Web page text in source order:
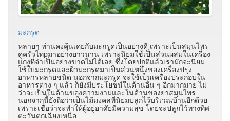
มะกรูด
หลายๆ ท่านคงคุ้นเคยกับมะกรูดเป็นอย่างดี เพราะเป็นสมุนไพร
คู่ครัวไทpมาอย่างยาวนาน เพราะนิยมใช้เป็นส่วนผสมในเครื่อง
แกงที่จำเป็นอย่างขาดไม่ได้เลย ซึ่งโดยปกติแล้วเรามักจะนิยม
ใช้ใบมะกรูดและผิวมะกรูดมาเป็นส่วนหนึ่งของเครื่องปรุง
อาหารหลายชนิด นอกจากมะกรูด จะใช้เป็นเครื่องประกอบใน
อาหารต่าง ๆ แล้ว ก็ยังมีประโยชน์ในด้านอื่น ๆ อีกมากมาย ไม่
ว่าจะเป็นในด้านของความงามและในด้านของยาสมุนไพร
นอกจากนี้ยังถือว่าเป็นไม้มงคลที่นิยมปลูกไว้บริเวณบ้านอีกด้วย
เพราะเชื่อว่าจะทำให้ผู้อยู่อาศัยมีความสุข โดยจะปลูกไว้ทางทิศ
ตะวันตกเฉียงเหนือ